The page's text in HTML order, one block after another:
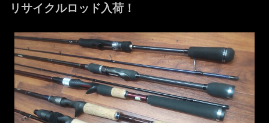
リサイクルロッド入荷！